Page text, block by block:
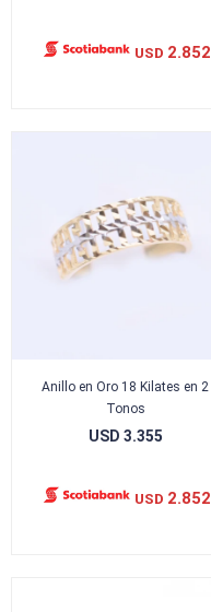
USD 2.852
Anillo en Oro 18 Kilates en 2
Tonos
USD 3.355
USD 2.852